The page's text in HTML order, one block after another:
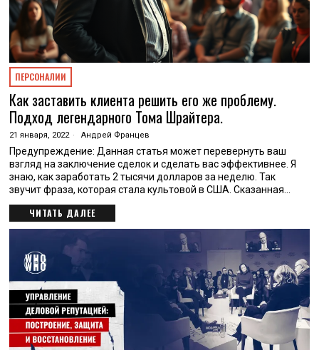
ПЕРСОНАЛИИ
Как заставить клиента решить его же проблему.
Подход легендарного Тома Шрайтера.
21 января, 2022 Андрей Францев
Предупреждение: Данная статья может перевернуть ваш
взгляд на заключение сделок и сделать вас эффективнее. Я
знаю, как заработать 2 тысячи долларов за неделю. Так
звучит фраза, которая стала культовой в США. Сказанная…
ЧИТАТЬ ДАЛЕЕ